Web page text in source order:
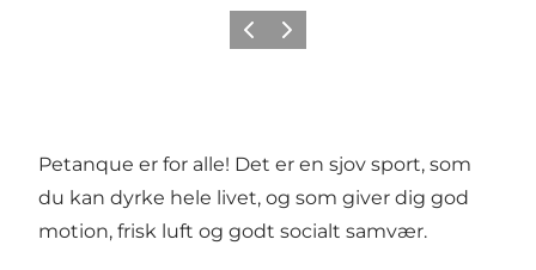
Forrige billede
Næste billede
Petanque er for alle! Det er en sjov sport, som
du kan dyrke hele livet, og som giver dig god
motion, frisk luft og godt socialt samvær.